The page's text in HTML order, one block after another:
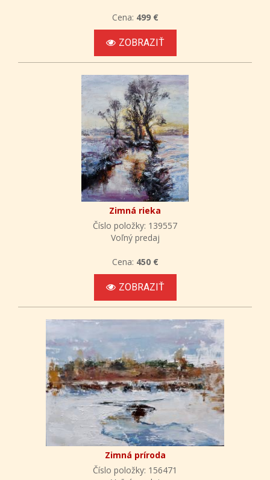
Cena: 499 €
ZOBRAZIŤ
Zimná rieka
Číslo položky: 139557
Voľný predaj
Cena: 450 €
ZOBRAZIŤ
Zimná príroda
Číslo položky: 156471